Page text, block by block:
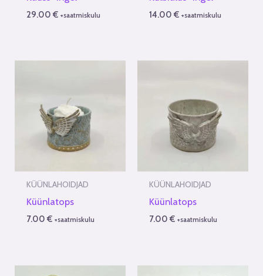
29.00€ +saatmiskulu 14.00€ +saatmiskulu
KÜÜNLAHOIDJAD
Küünlatops
7.00€ +saatmiskulu
KÜÜNLAHOIDJAD
Küünlatops
7.00€ +saatmiskulu